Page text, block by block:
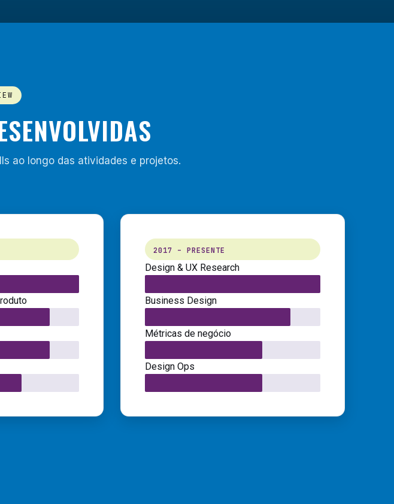
ao longo das atividades e projetos.
2017 – PRESENTE
Design & UX Research
Business Design
Métricas de negócio
Design Ops